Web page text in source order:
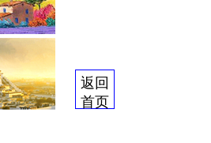
返回
首页